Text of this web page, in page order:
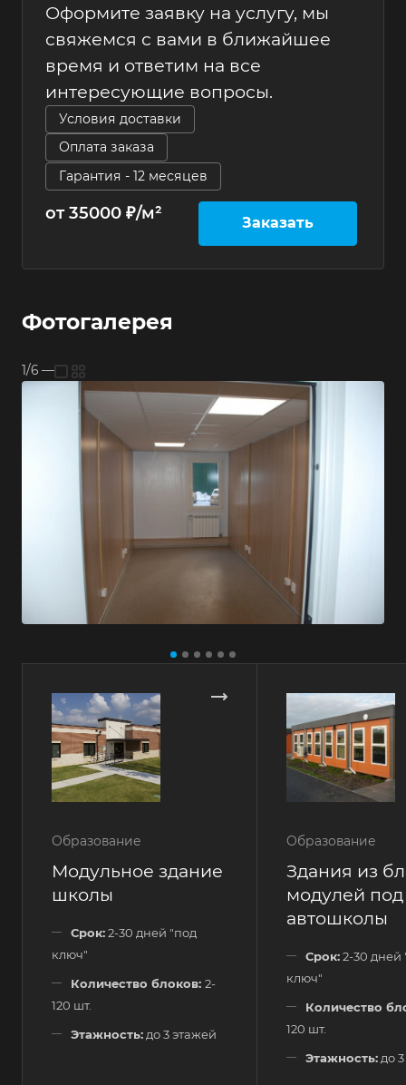
Оформите заявку на услугу, мы
свяжемся с вами в ближайшее
время и ответим на все
интересующие вопросы.
Условия доставки
Оплата заказа
Гарантия - 12 месяцев
от 35000 ₽/м² Заказать
Фотогалерея
1/6 —
Образование
Модульное здание
школы
Срок:2-30 дней "под
ключ"
Количество блоков: 2-
120 шт.
Этажность: до 3 этажей
Образование
Здания из
модулей под
автошколы
Срок:2-30 дней
ключ"
Количество
120 шт.
Этажность: до